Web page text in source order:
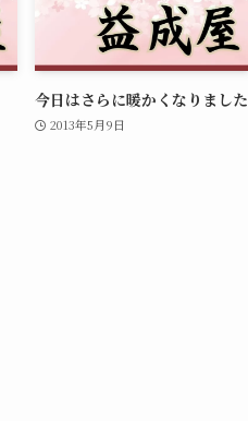
今日はさらに暖かくなりました
2013年5月9日